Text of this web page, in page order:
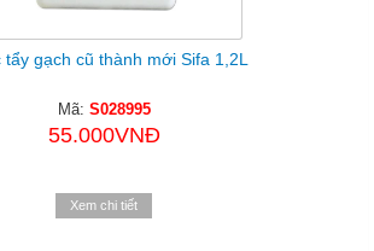
tẩy gạch cũ thành mới Sifa 1,2L
Mã: S028995
55.000VNĐ
Xem chi tiết